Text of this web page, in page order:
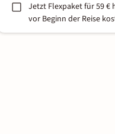
Jetzt Flexpaket für 59 €
vor Beginn der Reise